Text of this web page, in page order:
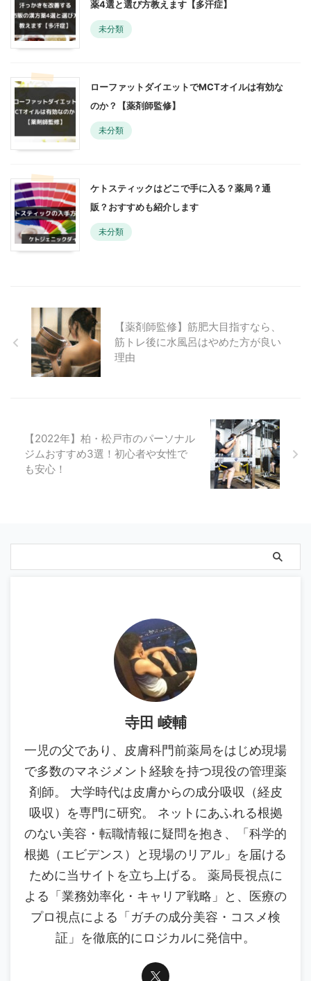
薬4選と選び方教えます【多汗症】
未分類
ローファットダイエットでMCTオイルは有効な
のか？【薬剤師監修】
未分類
ケトスティックはどこで手に入る？薬局？通
販？おすすめも紹介します
未分類
【薬剤師監修】筋肥大目指すなら、
筋トレ後に水風呂はやめた方が良い
理由
【2022年】柏・松戸市のパーソナル
ジムおすすめ3選！初心者や女性で
も安心！
寺田 崚輔
一児の父であり、皮膚科門前薬局をはじめ現場
で多数のマネジメント経験を持つ現役の管理薬
剤師。 大学時代は皮膚からの成分吸収（経皮
吸収）を専門に研究。 ネットにあふれる根拠
のない美容・転職情報に疑問を抱き、「科学的
根拠（エビデンス）と現場のリアル」を届ける
ために当サイトを立ち上げる。 薬局長視点に
よる「業務効率化・キャリア戦略」と、医療の
プロ視点による「ガチの成分美容・コスメ検
証」を徹底的にロジカルに発信中。